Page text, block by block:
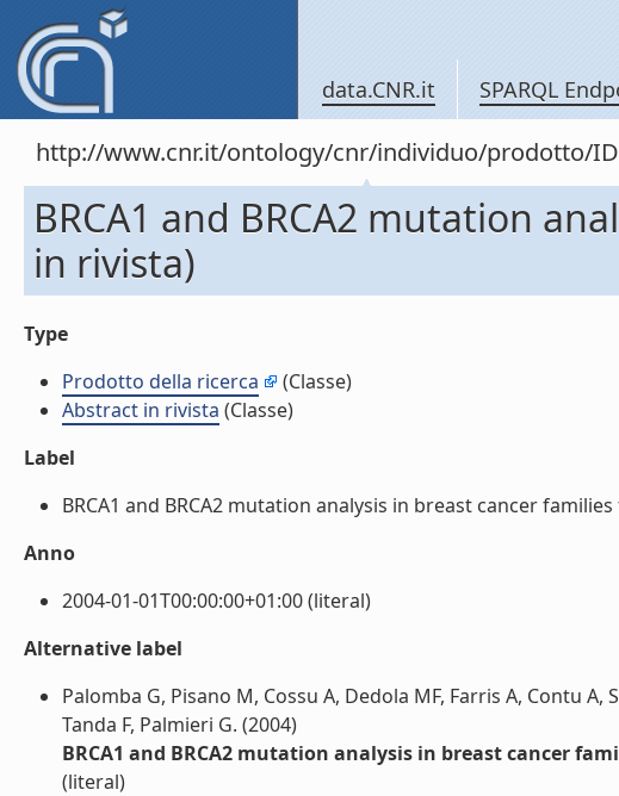
data.CNR.it SPARQL
http://www.cnr.it/ontology/cnr/individuo/prodotto/
BRCA1 and BRCA2 mutation
in rivista)
Type
Prodotto della ricerca
(Classe)
Abstract in rivista (Classe)
Label
BRCA1 and BRCA2 mutation analysis in breast cancer
Anno
2004-01-01T00:00:00+01:00 (literal)
Alternative label
Palomba G, Pisano M, Cossu A, Dedola MF, Farris A, Contu
Tanda F, Palmieri G. (2004)
BRCA1 and BRCA2 mutation analysis in breast cancer
(literal)